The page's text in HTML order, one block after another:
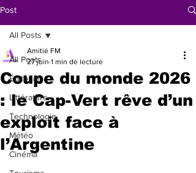
Post
All Posts
Éditorial
Littérature
Technologie
Météo
Cinéma
All Posts
Coupe du monde 2026
: le Cap-Vert rêve d’un
exploit face à
l’Argentine
Amitié FM
27 juin 1 min de lecture